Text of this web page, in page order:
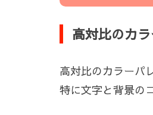
高対比のカ
高対比のカラーパ
特に文字と背景の